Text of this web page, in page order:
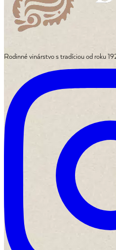
Rodinné vinárstvo s tradíciou od roku